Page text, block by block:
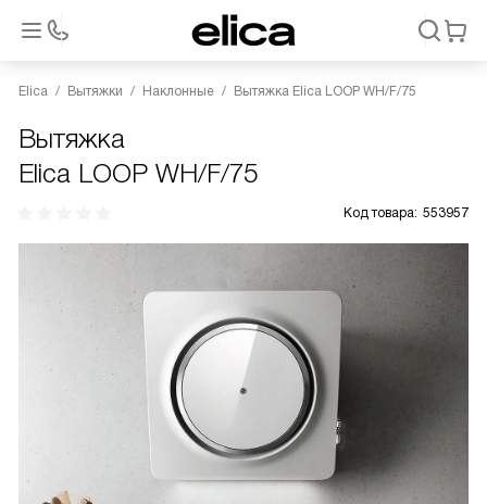
Elica Вытяжки Наклонные Вытяжка Elica LOOP WH/F/75
Вытяжка
Elica LOOP WH/F/75
Код товара: 553957